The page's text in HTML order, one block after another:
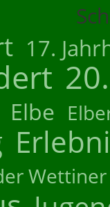
17.
Elbe
Wettiner